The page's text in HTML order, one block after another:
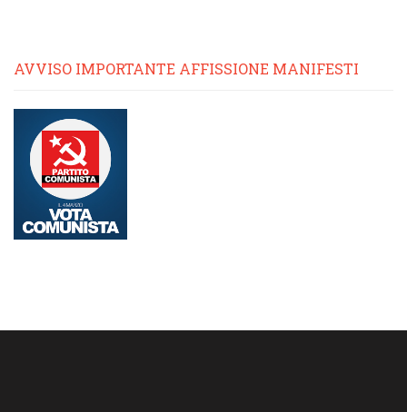
AVVISO IMPORTANTE AFFISSIONE MANIFESTI